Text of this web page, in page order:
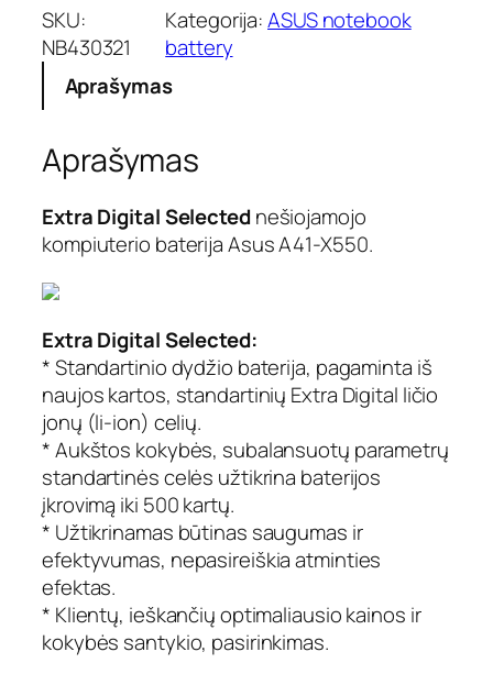
u
k
t
k
e
i
s
:
N
e
š
i
o
j
a
m
o
k
o
p
i
u
t
SKU:
NB430321
Kategorija:ASUS notebook
battery
Aprašymas
Aprašymas
Extra Digital Selectednešiojamojo
kompiuterio baterija Asus A41-X550.
Extra Digital Selected:
* Standartinio dydžio baterija, pagaminta iš
naujos kartos, standartinių Extra Digital ličio
jonų (li-ion) celių.
* Aukštos kokybės, subalansuotų parametrų
standartinės celės užtikrina baterijos
įkrovimą iki 500 kartų.
* Užtikrinamas būtinas saugumas ir
efektyvumas, nepasireiškia atminties
efektas.
* Klientų, ieškančių optimaliausio kainos ir
kokybės santykio, pasirinkimas.